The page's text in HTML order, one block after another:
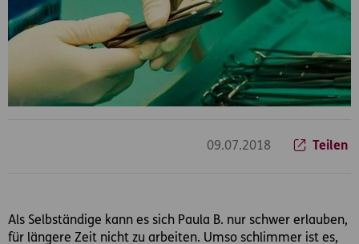
09.07.2018 Teilen
Als Selbständige kann es sich Paula B. nur schwer erlauben,
für längere Zeit nicht zu arbeiten. Umso schlimmer ist es,